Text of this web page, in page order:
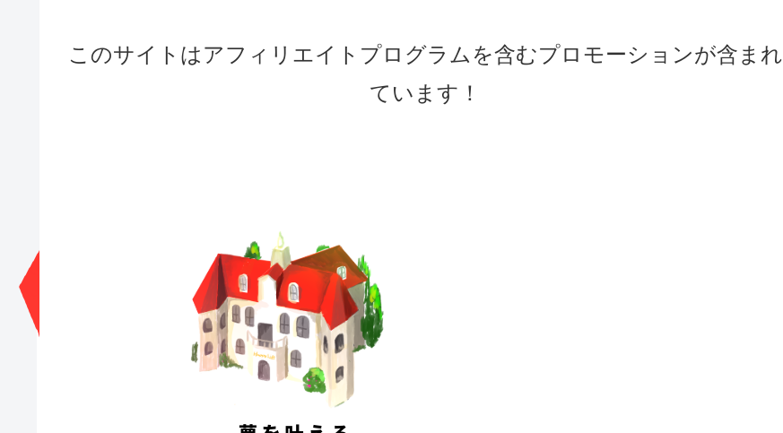
このサイトはアフィリエイトプログラムを含むプロモーションが含まれ
ています！